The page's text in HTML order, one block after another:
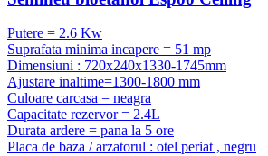
Putere = 2.6 Kw
Suprafata minima incapere = 51 mp
Dimensiuni : 720x240x1330-1745mm
Ajustare inaltime=1300-1800 mm
Culoare carcasa = neagra
Capacitate rezervor = 2.4L
Durata ardere = pana la 5 ore
Placa de baza / arzatorul : otel periat , negru